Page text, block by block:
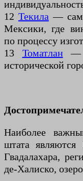
12 Текила —
Мексики, где
по процессу
13 Томатлан —
исторической
Наиболее
штата являются
Гвадалахара,
де-Халиско,